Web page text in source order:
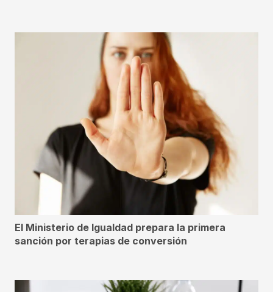
El Ministerio de Igualdad prepara la primera
sanción por terapias de conversión